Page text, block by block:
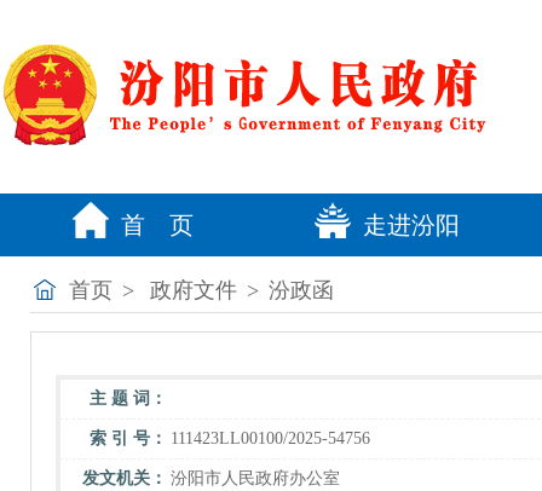
首 页 走进汾阳
首页 > 政府文件 > 汾政函
主 题 词：
索 引 号： 111423LL00100/2025-54756
发文机关： 汾阳市人民政府办公室